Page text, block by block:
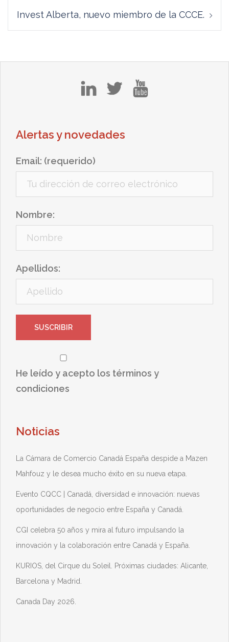
Invest Alberta, nuevo miembro de la CCCE.
Alertas y novedades
Email: (requerido)
Nombre:
Apellidos:
He leído y acepto los términos y
condiciones
Noticias
La Cámara de Comercio Canadá España despide a Mazen
Mahfouz y le desea mucho éxito en su nueva etapa.
Evento CQCC | Canadá, diversidad e innovación: nuevas
oportunidades de negocio entre España y Canadá.
CGI celebra 50 años y mira al futuro impulsando la
innovación y la colaboración entre Canadá y España.
KURIOS, del Cirque du Soleil. Próximas ciudades: Alicante,
Barcelona y Madrid.
Canada Day 2026.